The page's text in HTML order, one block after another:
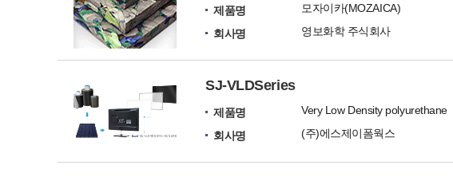
제품명
모자이카(MOZAICA)
회사명
영보화학 주식회사
SJ-VLDSeries
제품명
Very Low Density polyurethane
회사명
(주)에스제이폼웍스